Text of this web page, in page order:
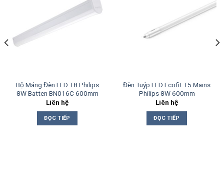
Add to
Bộ Máng Đèn LED T8 Philips
8W Batten BN016C 600mm
Liên hệ
ĐỌC TIẾP
Add to
Đèn Tuýp LED Ecofit T5 Mains
Philips 8W 600mm
Liên hệ
ĐỌC TIẾP